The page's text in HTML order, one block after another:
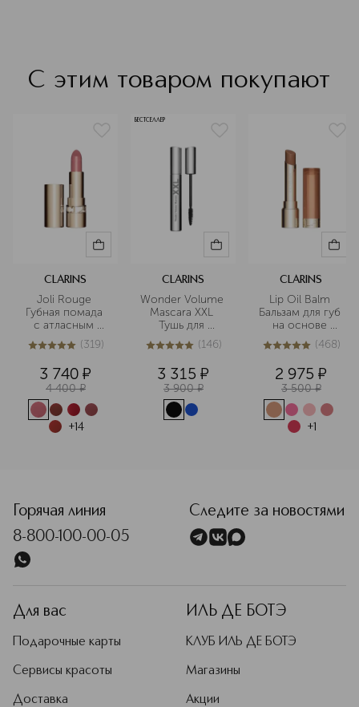
С этим товаром покупают
CLARINS
Joli Rouge
Губная помада
с атласным
эффектом
4.9из5319 (319)
3 740 ¤
4 400 ¤
+14
БЕСТСЕЛЛЕР
CLARINS
Wonder Volume
Mascara XXL
Тушь для
максимального
объема ресниц
4.9из5146 (146)
3 315 ¤
3 900 ¤
CLARINS
Lip Oil Balm
Бальзам для губ
на основе
масел
4.9из5468 (468)
2 975 ¤
3 500 ¤
+1
Горячая линия
8-800-100-00-05
Следите за новостями
Для вас
Подарочные карты
Сервисы красоты
Доставка
ИЛЬ ДЕ БОТЭ
КЛУБ ИЛЬ ДЕ БОТЭ
Магазины
Акции